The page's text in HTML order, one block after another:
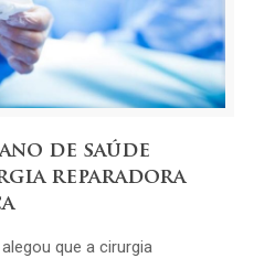
de saúde
reparadora
que a cirurgia